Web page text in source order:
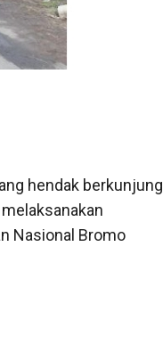
hendak berkunjung
Nasional Bromo